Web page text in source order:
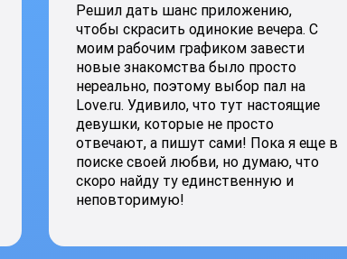
Решил дать шанс приложению,
чтобы скрасить одинокие вечера. С
моим рабочим графиком завести
новые знакомства было просто
нереально, поэтому выбор пал на
Love.ru. Удивило, что тут настоящие
девушки, которые не просто
отвечают, а пишут сами! Пока я еще в
поиске своей любви, но думаю, что
скоро найду ту единственную и
неповторимую!